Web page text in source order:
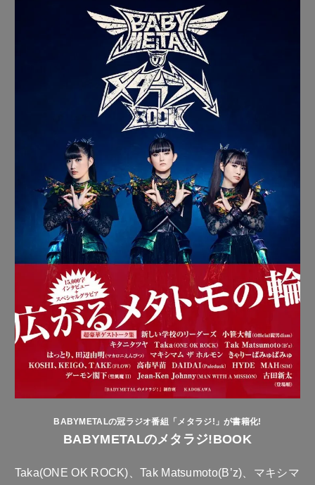
BABYMETALの冠ラジオ番組「メタラジ!」が書籍化!
BABYMETALのメタラジ!BOOK
Taka(ONE OK ROCK)、Tak Matsumoto(B’z)、マキシマ